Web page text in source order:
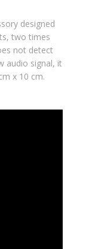
designed
two times
not detect
audio signal, it
x 10 cm.